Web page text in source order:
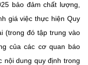
bảo đảm chất lượng,
giá việc thực hiện Quy
(trong đó tập trung vào
của các cơ quan báo
nội dung quy định trong